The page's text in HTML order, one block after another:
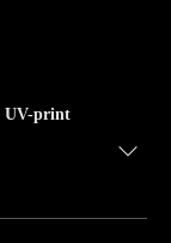
UV-print